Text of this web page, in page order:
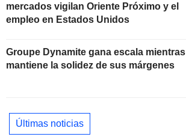
mercados vigilan Oriente Próximo y el
empleo en Estados Unidos
Groupe Dynamite gana escala mientras
mantiene la solidez de sus márgenes
Últimas noticias